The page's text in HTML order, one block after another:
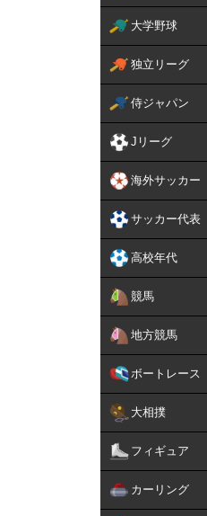
大学野球
独立リーグ
侍ジャパン
Jリーグ
海外サッカー
サッカー代表
高校年代
競馬
地方競馬
ボートレース
大相撲
フィギュア
カーリング